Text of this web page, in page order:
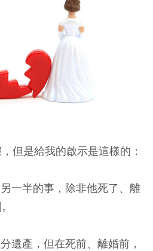
但是給我的啟示是這樣的：
一半的事，除非他死了、離
遺產，但在死前、離婚前，